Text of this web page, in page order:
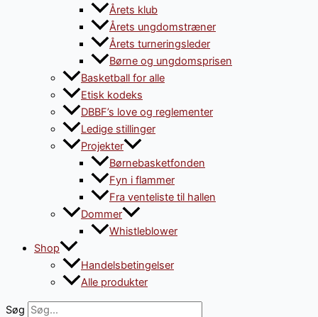
Årets klub
Årets ungdomstræner
Årets turneringsleder
Børne og ungdomsprisen
Basketball for alle
Etisk kodeks
DBBF’s love og reglementer
Ledige stillinger
Projekter
Børnebasketfonden
Fyn i flammer
Fra venteliste til hallen
Dommer
Whistleblower
Shop
Handelsbetingelser
Alle produkter
Søg